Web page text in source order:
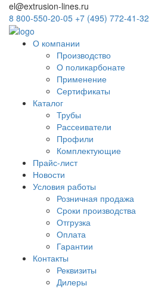
el@extrusion-lines.ru
8 800-550-20-05 +7 (495) 772-41-32
О компании
Производство
О поликарбонате
Применение
Сертификаты
Каталог
Трубы
Рассеиватели
Профили
Комплектующие
Прайс-лист
Новости
Условия работы
Розничная продажа
Сроки производства
Отгрузка
Оплата
Гарантии
Контакты
Реквизиты
Дилеры